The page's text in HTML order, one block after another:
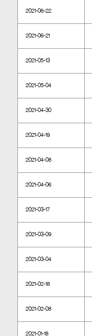
2021-06-22
2021-06-21
2021-05-13
2021-05-04
2021-04-30
2021-04-19
2021-04-08
2021-04-06
2021-03-17
2021-03-09
2021-03-04
2021-02-18
2021-02-08
2021-01-18